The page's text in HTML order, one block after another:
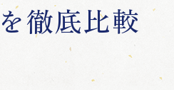
徹底比較